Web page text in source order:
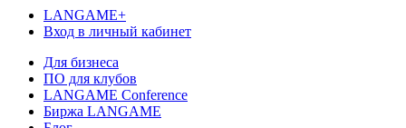
LANGAME+
Вход в личный кабинет
Для бизнеса
ПО для клубов
LANGAME Conference
Биржа LANGAME